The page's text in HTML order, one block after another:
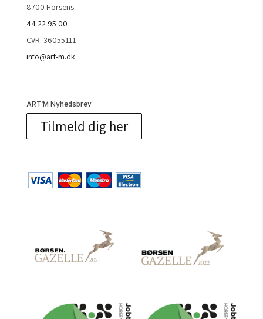
8700 Horsens
44 22 95 00
CVR: 36055111
info@art-m.dk
ART’M Nyhedsbrev
Tilmeld dig her